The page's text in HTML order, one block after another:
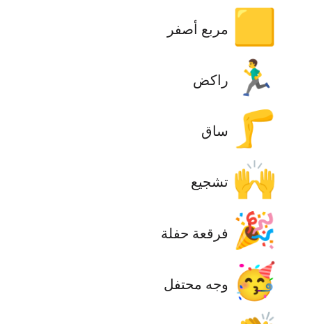
🟨 مربع أصفر
🏃‍♂️ راكض
🦵 ساق
🙌 تشجيع
🎉 فرقعة حفلة
🥳 وجه محتفل